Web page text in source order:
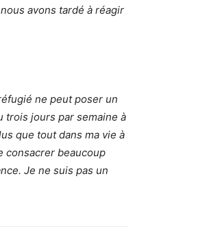
avons tardé à réagir
ne peut poser un
trois jours par semaine à
que tout dans ma vie à
consacrer beaucoup
Je ne suis pas un